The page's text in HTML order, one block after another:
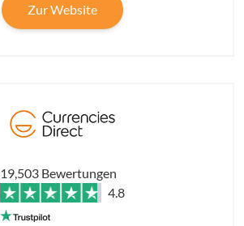
Zur Website
19,503 Bewertungen
4.8